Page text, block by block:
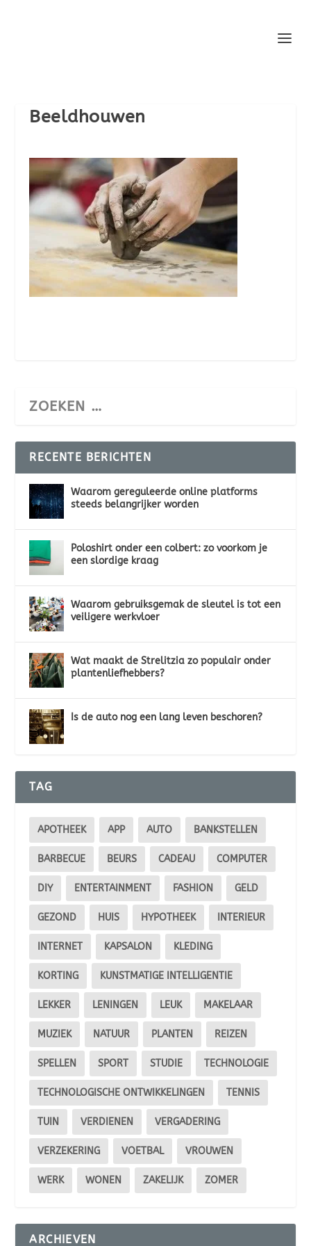
Beeldhouwen
RECENTE BERICHTEN
Waarom gereguleerde online platforms
steeds belangrijker worden
Poloshirt onder een colbert: zo voorkom je
een slordige kraag
Waarom gebruiksgemak de sleutel is tot een
veiligere werkvloer
Wat maakt de Strelitzia zo populair onder
plantenliefhebbers?
Is de auto nog een lang leven beschoren?
TAG
APOTHEEK APP AUTO BANKSTELLEN
BARBECUE BEURS CADEAU COMPUTER
DIY ENTERTAINMENT FASHION GELD
GEZOND HUIS HYPOTHEEK INTERIEUR
INTERNET KAPSALON KLEDING
KORTING KUNSTMATIGE INTELLIGENTIE
LEKKER LENINGEN LEUK MAKELAAR
MUZIEK NATUUR PLANTEN REIZEN
SPELLEN SPORT STUDIE TECHNOLOGIE
TECHNOLOGISCHE ONTWIKKELINGEN TENNIS
TUIN VERDIENEN VERGADERING
VERZEKERING VOETBAL VROUWEN
WERK WONEN ZAKELIJK ZOMER
ARCHIEVEN